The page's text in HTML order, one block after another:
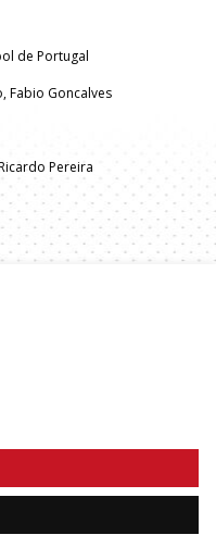
de Portugal
Fabio Goncalves
Pereira